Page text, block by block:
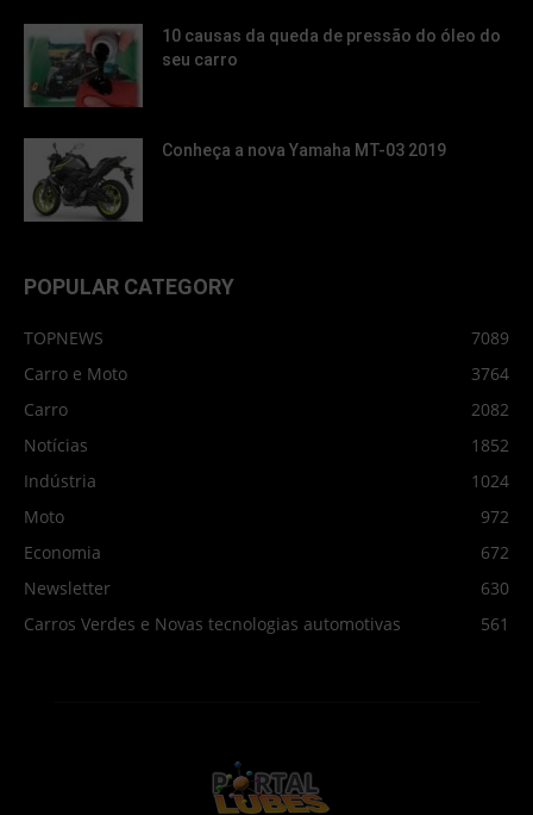
10 causas da queda de pressão do óleo do
seu carro
Conheça a nova Yamaha MT-03 2019
POPULAR CATEGORY
TOPNEWS
7089
Carro e Moto
3764
Carro
2082
Notícias
1852
Indústria
1024
Moto
972
Economia
672
Newsletter
630
Carros Verdes e Novas tecnologias automotivas
561